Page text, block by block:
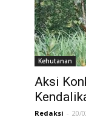
Kehutanan
Aksi
Redaksi - 20/